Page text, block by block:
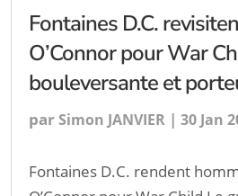
Fontaines D.C.
O’Connor pour War
bouleversante et
parSimon JANVIER | 30 Jan
Fontaines D.C. rendent